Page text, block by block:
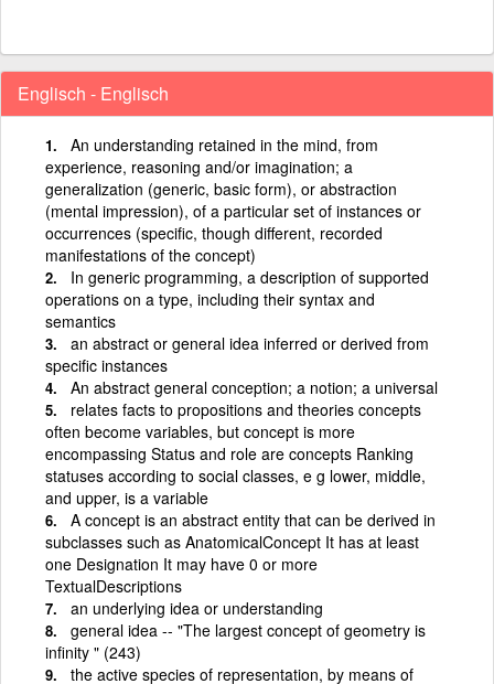
Englisch - Englisch
An understanding retained in the mind, from
experience, reasoning and/or imagination; a
generalization (generic, basic form), or abstraction
(mental impression), of a particular set of instances or
occurrences (specific, though different, recorded
manifestations of the concept)
In generic programming, a description of supported
operations on a type, including their syntax and
semantics
an abstract or general idea inferred or derived from
specific instances
An abstract general conception; a notion; a universal
relates facts to propositions and theories concepts
often become variables, but concept is more
encompassing Status and role are concepts Ranking
statuses according to social classes, e g lower, middle,
and upper, is a variable
A concept is an abstract entity that can be derived in
subclasses such as AnatomicalConcept It has at least
one Designation It may have 0 or more
TextualDescriptions
an underlying idea or understanding
general idea -- "The largest concept of geometry is
infinity " (243)
the active species of representation, by means of